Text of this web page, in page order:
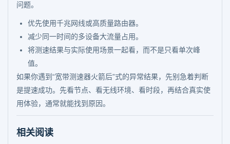
问题。
优先使用千兆网线或高质量路由器。
减少同一时间的多设备大流量占用。
将测速结果与实际使用场景一起看，而不是只看单次峰
值。
如果你遇到“宽带测速器火箭后”式的异常结果，先别急着判断
是提速成功。先看节点、看无线环境、看时段，再结合真实使
用体验，通常就能找到原因。
相关阅读